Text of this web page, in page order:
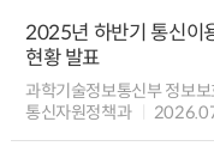
2025년 하반기 통신이
현황 발표
과학기술정보통신부 정보
통신자원정책과